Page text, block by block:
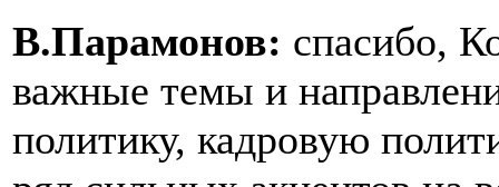
В.Парамонов: спасибо,
важные темы и
политику, кадровую